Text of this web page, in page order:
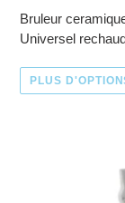
Bruleur
Universel
PLUS